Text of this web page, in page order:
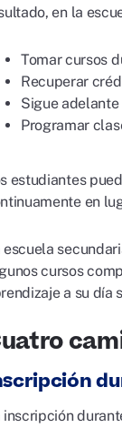
en la
Tomar cursos
Recuperar
Sigue
Programar
estudiantes
en
escuela
cursos
a su día
inscripción